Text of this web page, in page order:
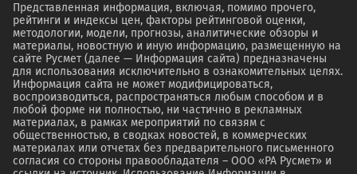
Представленная информация, включая, помимо прочего,
рейтинги и индексы цен, факторы рейтинговой оценки,
методологии, модели, прогнозы, аналитические обзоры и
материалы, новостную и иную информацию, размещенную на
сайте Русмет (далее — Информация сайта) предназначены
для использования исключительно в ознакомительных целях.
Информация сайта не может модифицироваться,
воспроизводиться, распространяться любым способом и в
любой форме ни полностью, ни частично в рекламных
материалах, в рамках мероприятий по связям с
общественностью, в сводках новостей, в коммерческих
материалах или отчетах без предварительного письменного
согласия со стороны правообладателя – ООО «РА Русмет» и